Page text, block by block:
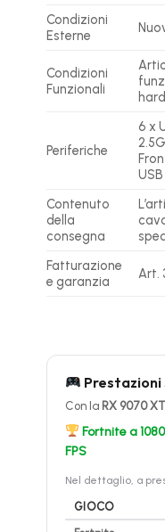
Condizioni
Esterne
Condizioni
Funzionali
Periferiche
6 x
Contenuto
della
consegna
Fatturazione
e garanzia
Art.
Con la RX 9070 XT
Fortnite a
FPS
Nel dettaglio, a
GIOCO